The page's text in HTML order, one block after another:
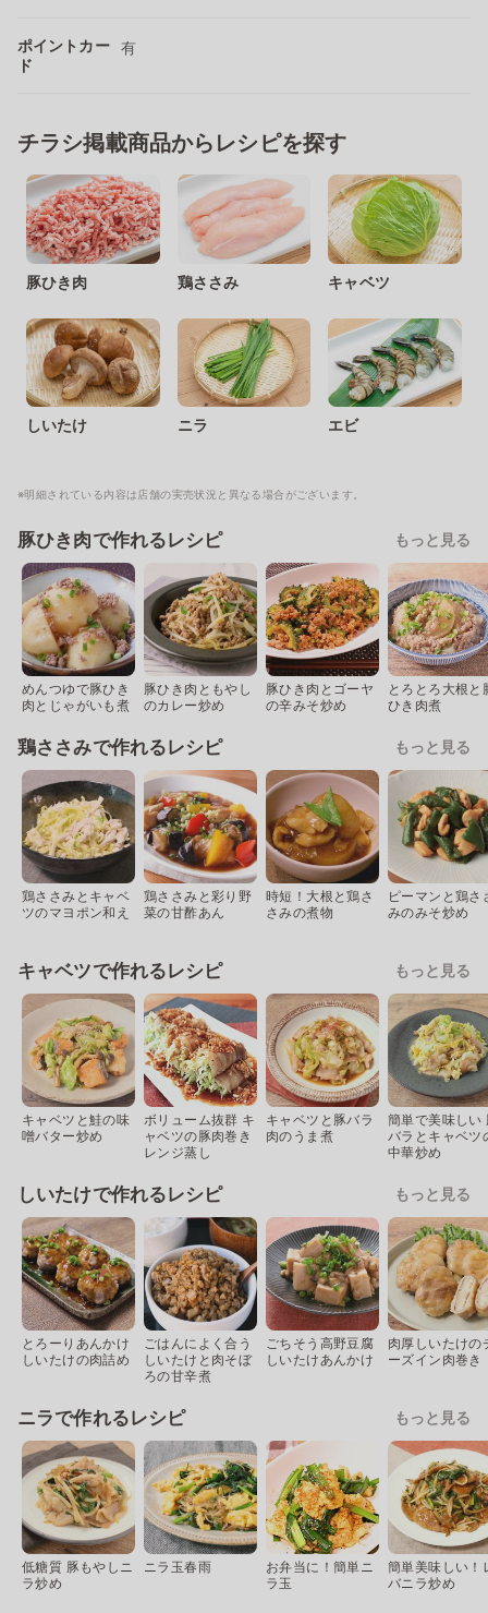
ポイントカー
ド
有
チラシ掲載商品からレシピを探す
豚ひき肉 鶏ささみ キャベツ
しいたけ ニラ エビ
※明細されている内容は店舗の実売状況と異なる場合がございます。
豚ひき肉で作れるレシピ もっと見る
めんつゆで豚ひき
肉とじゃがいも煮
豚ひき肉ともやし
のカレー炒め
豚ひき肉とゴーヤ
の辛みそ炒め
とろとろ大根と
ひき肉煮
鶏ささみで作れるレシピ もっと見る
鶏ささみとキャベ
ツのマヨポン和え
鶏ささみと彩り野
菜の甘酢あん
時短！大根と鶏さ
さみの煮物
ピーマンと鶏さ
みのみそ炒め
キャベツで作れるレシピ もっと見る
キャベツと鮭の味
噌バター炒め
ボリューム抜群 キ
ャベツの豚肉巻き
レンジ蒸し
キャベツと豚バラ
肉のうま煮
簡単で美味しい
バラとキャベツ
中華炒め
しいたけで作れるレシピ もっと見る
とろーりあんかけ
しいたけの肉詰め
ごはんによく合う
しいたけと肉そぼ
ろの甘辛煮
ごちそう高野豆腐
しいたけあんかけ
肉厚しいたけの
ーズイン肉巻き
ニラで作れるレシピ もっと見る
低糖質 豚もやしニ
ラ炒め
ニラ玉春雨
お弁当に！簡単ニ
ラ玉
簡単美味しい！
バニラ炒め